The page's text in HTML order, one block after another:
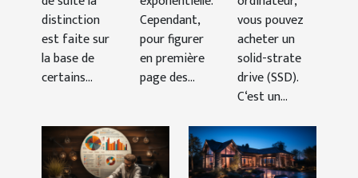
distinction
est faite sur
la base de
certains...
Cependant,
pour figurer
en première
page des...
vous pouvez
acheter un
solid-strate
drive (SSD).
C‘est un...